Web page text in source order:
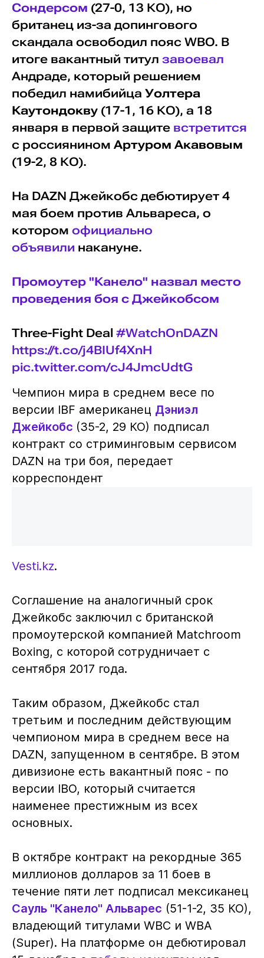
Сондерсом (27-0, 13 КО), но
британец из-за допингового
скандала освободил пояс WBO. В
итоге вакантный титул завоевал
Андраде, который решением
победил намибийца Уолтера
Каутондокву(17-1, 16 КО), а 18
января в первой защите встретится
с россиянином Артуром Акавовым
(19-2, 8 КО).
На DAZN Джейкобс дебютирует 4
мая боем против Альвареса, о
котором официально
объявили накануне.
Промоутер "Канело" назвал место
проведения боя с Джейкобсом
Three-Fight Deal #WatchOnDAZN
https://t.co/j4BIUf4XnH
pic.twitter.com/cJ4JmcUdtG
Чемпион мира в среднем весе по
версии IBF американец Дэниэл
Джейкобс (35-2, 29 КО) подписал
контракт со стриминговым сервисом
DAZN на три боя, передает
корреспондент
Vesti.kz.
Соглашение на аналогичный срок
Джейкобс заключил с британской
промоутерской компанией Matchroom
Boxing, c которой сотрудничает с
сентября 2017 года.
Таким образом, Джейкобс стал
третьим и последним действующим
чемпионом мира в среднем весе на
DAZN, запущенном в сентябре. В этом
дивизионе есть вакантный пояс - по
версии IBO, который считается
наименее престижным из всех
основных.
В октябре контракт на рекордные 365
миллионов долларов за 11 боев в
течение пяти лет подписал мексиканец
Сауль "Канело" Альварес (51-1-2, 35 КО),
владеющий титулами WBC и WBA
(Super). На платформе он дебютировал